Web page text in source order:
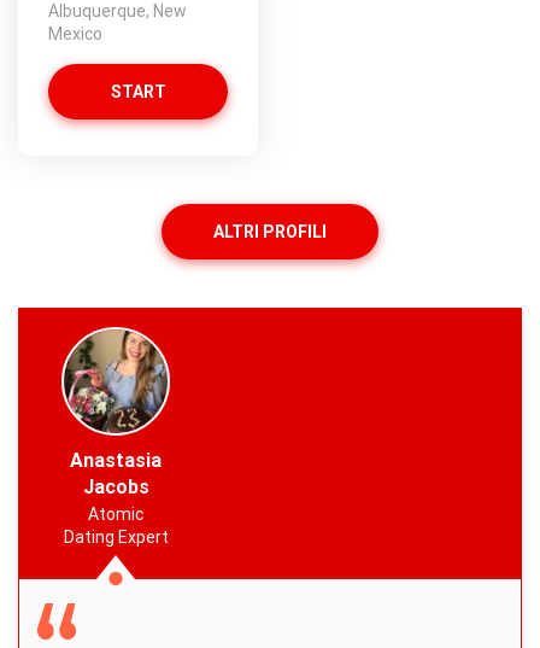
Albuquerque, New
Mexico
START
ALTRI PROFILI
Anastasia
Jacobs
Atomic
Dating Expert